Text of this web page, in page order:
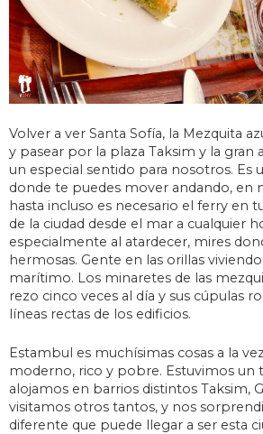
Volver a ver Santa Sofía, la Mezquita
y pasear por la plaza Taksim y la gran
un especial sentido para nosotros. Es
donde te puedes mover andando, en
hasta incluso es necesario el ferry en
de la ciudad desde el mar a cualquier
especialmente al atardecer, mires
hermosas. Gente en las orillas
marítimo. Los minaretes de las
rezo cinco veces al día y sus cúpulas
líneas rectas de los edificios.
Estambul es muchísimas cosas a la
moderno, rico y pobre. Estuvimos un
alojamos en barrios distintos Taksim,
visitamos otros tantos, y nos
diferente que puede llegar a ser esta